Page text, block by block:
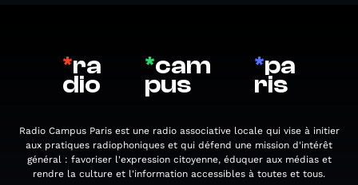
*ra
dio
*cam
pus
*pa
ris
Radio Campus Paris est une radio associative locale qui vise à initier
aux pratiques radiophoniques et qui défend une mission d'intérêt
général : favoriser l'expression citoyenne, éduquer aux médias et
rendre la culture et l'information accessibles à toutes et tous.